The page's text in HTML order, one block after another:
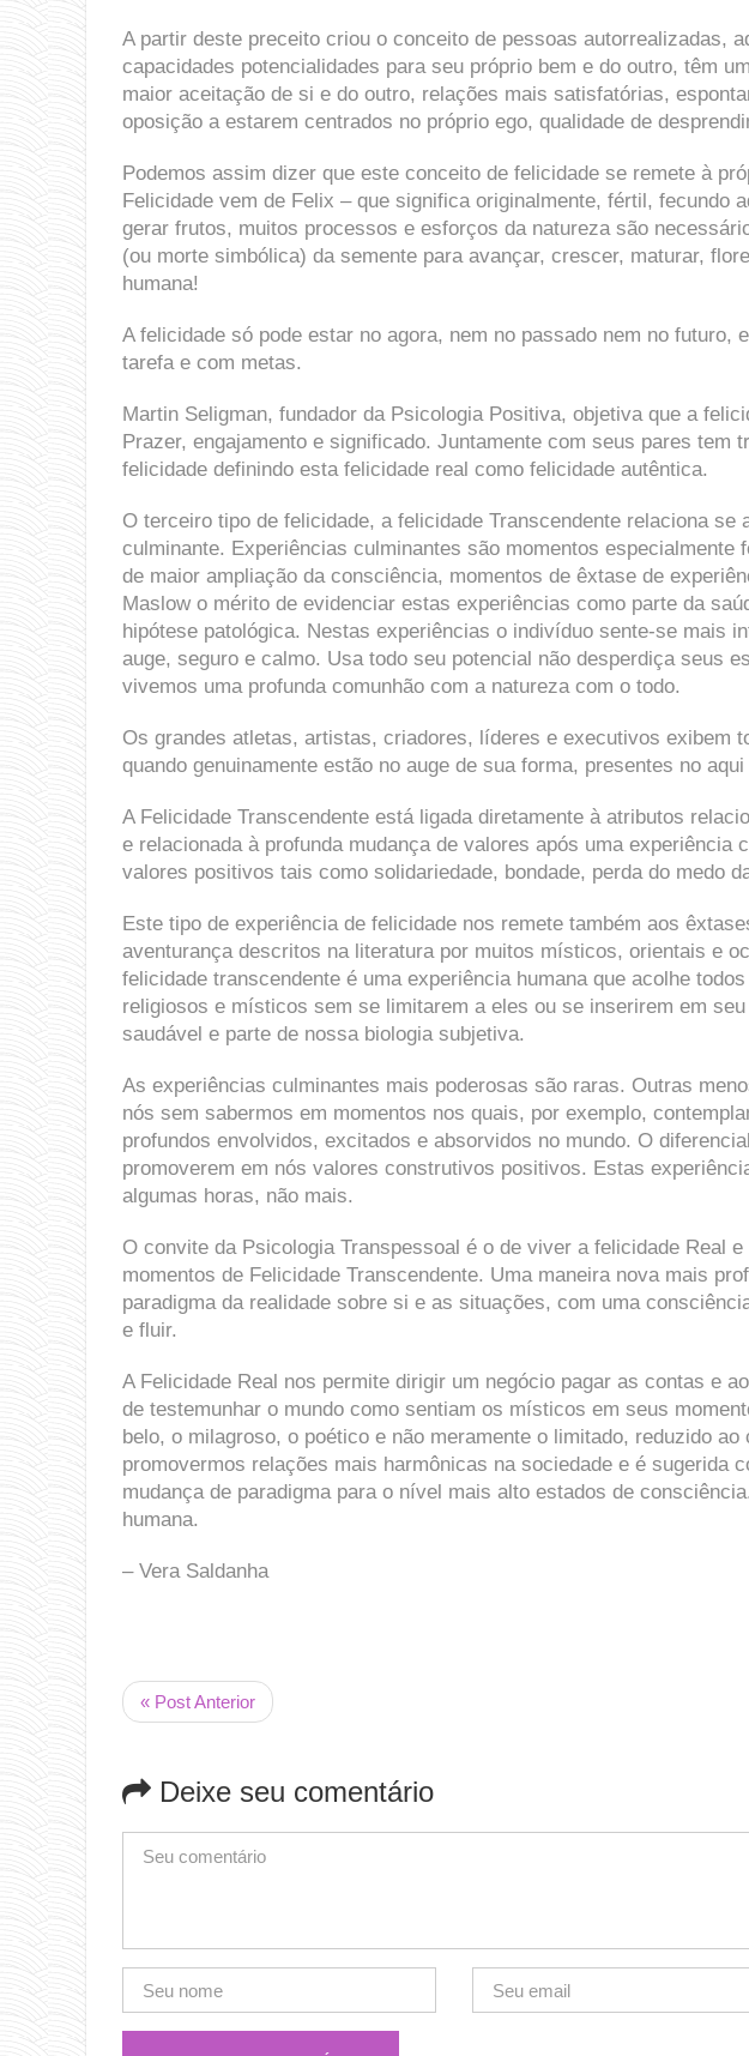
A partir deste preceito criou o conceito de pessoas autorrealizadas,
capacidades potencialidades para seu próprio bem e do outro, têm
maior aceitação de si e do outro, relações mais satisfatórias,
oposição a estarem centrados no próprio ego, qualidade de
Podemos assim dizer que este conceito de felicidade se remete à
Felicidade vem de Felix – que significa originalmente, fértil, fecundo
gerar frutos, muitos processos e esforços da natureza são
(ou morte simbólica) da semente para avançar, crescer, maturar,
humana!
A felicidade só pode estar no agora, nem no passado nem no futuro,
tarefa e com metas.
Martin Seligman, fundador da Psicologia Positiva, objetiva que a
Prazer, engajamento e significado. Juntamente com seus pares tem
felicidade definindo esta felicidade real como felicidade autêntica.
O terceiro tipo de felicidade, a felicidade Transcendente relaciona se
culminante. Experiências culminantes são momentos especialmente
de maior ampliação da consciência, momentos de êxtase de
Maslow o mérito de evidenciar estas experiências como parte da
hipótese patológica. Nestas experiências o indivíduo sente-se mais
auge, seguro e calmo. Usa todo seu potencial não desperdiça seus
vivemos uma profunda comunhão com a natureza com o todo.
Os grandes atletas, artistas, criadores, líderes e executivos exibem
quando genuinamente estão no auge de sua forma, presentes no
A Felicidade Transcendente está ligada diretamente à atributos
e relacionada à profunda mudança de valores após uma experiência
valores positivos tais como solidariedade, bondade, perda do medo
Este tipo de experiência de felicidade nos remete também aos
aventurança descritos na literatura por muitos místicos, orientais e
felicidade transcendente é uma experiência humana que acolhe
religiosos e místicos sem se limitarem a eles ou se inserirem em
saudável e parte de nossa biologia subjetiva.
As experiências culminantes mais poderosas são raras. Outras
nós sem sabermos em momentos nos quais, por exemplo,
profundos envolvidos, excitados e absorvidos no mundo. O
promoverem em nós valores construtivos positivos. Estas
algumas horas, não mais.
O convite da Psicologia Transpessoal é o de viver a felicidade Real
momentos de Felicidade Transcendente. Uma maneira nova mais
paradigma da realidade sobre si e as situações, com uma
e fluir.
A Felicidade Real nos permite dirigir um negócio pagar as contas e
de testemunhar o mundo como sentiam os místicos em seus
belo, o milagroso, o poético e não meramente o limitado, reduzido
promovermos relações mais harmônicas na sociedade e é sugerida
mudança de paradigma para o nível mais alto estados de
humana.
– Vera Saldanha
« Post Anterior
Deixe seu comentário